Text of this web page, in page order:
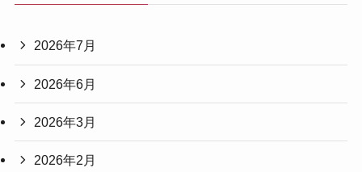
2026年7月
2026年6月
2026年3月
2026年2月